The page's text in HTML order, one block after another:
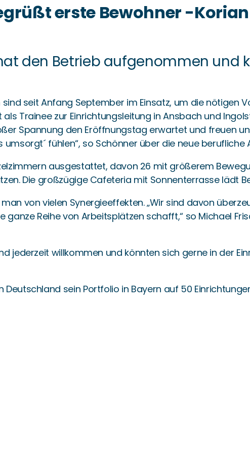
erste Bewohner -
den Betrieb aufgenommen und
seit Anfang September im Einsatz, um die nötigen
Trainee zur Einrichtungsleitung in Ansbach und
Spannung den Eröffnungstag erwartet und freuen
fühlen“, so Schönner über die neue berufliche
ausgestattet, davon 26 mit größerem
Die großzügige Cafeteria mit Sonnenterrasse lädt
von vielen Synergieeffekten. „Wir sind davon
ganze Reihe von Arbeitsplätzen schafft,“ so Michael
jederzeit willkommen und könnten sich gerne in der
Deutschland sein Portfolio in Bayern auf 50